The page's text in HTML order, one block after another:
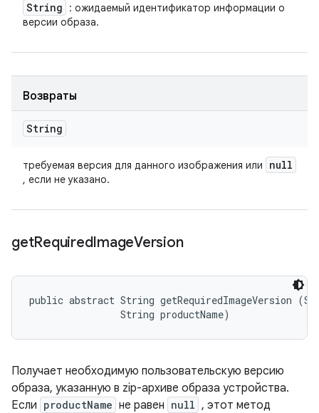
String
: ожидаемый идентификатор информации о
версии образа.
Возвраты
String
требуемая версия для данного изображения или null
, если не указано.
getRequiredImageVersion
public abstract String getRequiredImageVersion
                String productName)
Получает необходимую пользовательскую версию
образа, указанную в zip-архиве образа устройства.
Если productName не равен null , этот метод